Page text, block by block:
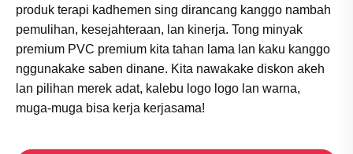
produk terapi kadhemen sing dirancang kanggo nambah
pemulihan, kesejahteraan, lan kinerja. Tong minyak
premium PVC premium kita tahan lama lan kaku kanggo
nggunakake saben dinane. Kita nawakake diskon akeh
lan pilihan merek adat, kalebu logo logo lan warna,
muga-muga bisa kerja kerjasama!